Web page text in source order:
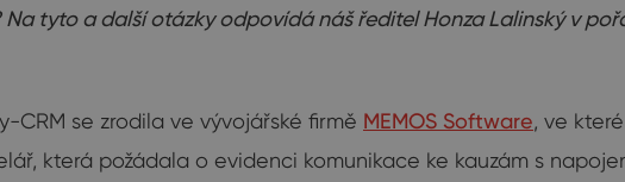
Na tyto a další otázky odpovídá náš ředitel Honza Lalinský v
CRM se zrodila ve vývojářské firmě MEMOS Software, ve
která požádala o evidenci komunikace ke kauzám s